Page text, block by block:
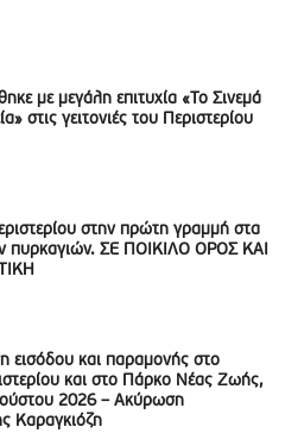
με μεγάλη επιτυχία «Το Σινεμά
στις γειτονιές του Περιστερίου
στην πρώτη γραμμή στα
πυρκαγιών. ΣΕ ΠΟΙΚΙΛΟ ΟΡΟΣ ΚΑΙ
εισόδου και παραμονής στο
και στο Πάρκο Νέας Ζωής,
2026 – Ακύρωση
Καραγκιόζη